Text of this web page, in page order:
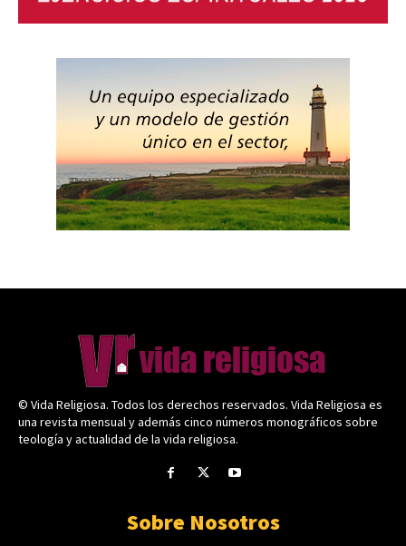
© Vida Religiosa. Todos los derechos reservados. Vida Religiosa es
una revista mensual y además cinco números monográficos sobre
teología y actualidad de la vida religiosa.
Sobre Nosotros